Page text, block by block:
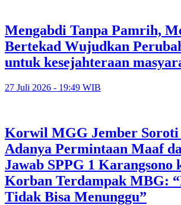
Mengabdi Tanpa Pamrih,
Bertekad Wujudkan
untuk kesejahteraan
27 Juli 2026 - 19:49 WIB
Korwil MGG Jember Soroti
Adanya Permintaan Maaf
Jawab SPPG 1 Karangsono
Korban Terdampak MBG:
Tidak Bisa Menunggu”